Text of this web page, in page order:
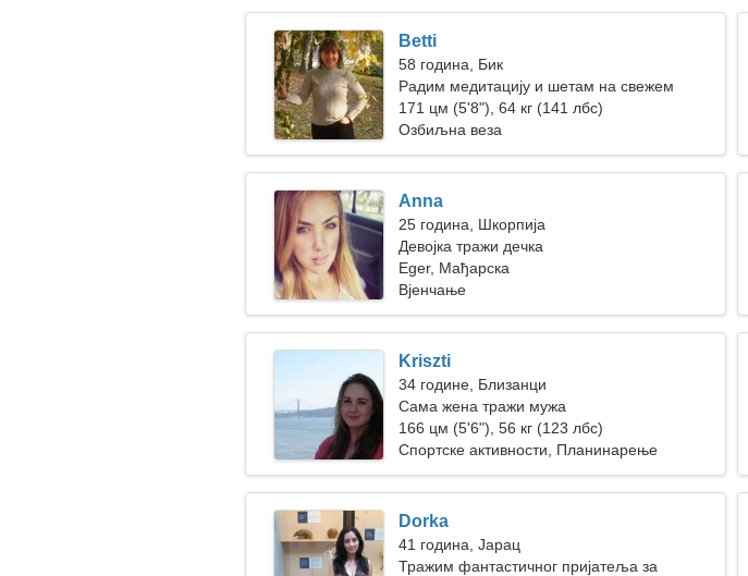
Betti
58 година, Бик
Радим медитацију и шетам на свежем
ваздуху
171 цм (5'8"), 64 кг (141 лбс)
Озбиљна веза
Anna
25 година, Шкорпија
Девојка тражи дечка
Eger, Мађарска
Вјенчање
Kriszti
34 године, Близанци
Сама жена тражи мужа
166 цм (5'6"), 56 кг (123 лбс)
Спортске активности, Планинарење
Dorka
41 година, Јарац
Тражим фантастичног пријатеља за